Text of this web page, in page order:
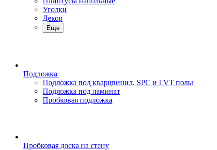
Уголки
Декор
Еще
Подложка
Подложка под кварцвинил, SPC и LVT полы
Подложка под ламинат
Пробковая подложка
Пробковая доска на стену